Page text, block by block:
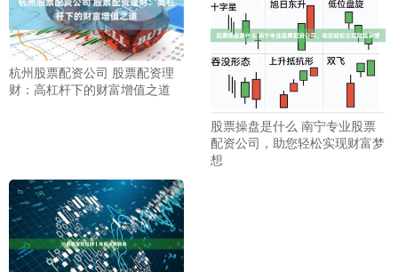
杭州股票配资公司 股票配资理
财：高杠杆下的财富增值之道
股票操盘是什么 南宁专业股票
配资公司，助您轻松实现财富梦
想